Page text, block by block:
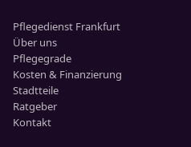
Pflegedienst Frankfurt
Über uns
Pflegegrade
Kosten & Finanzierung
Stadtteile
Ratgeber
Kontakt